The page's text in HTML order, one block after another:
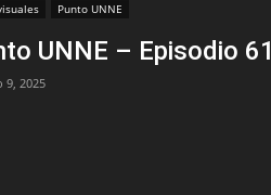
Punto UNNE
UNNE – Episodio 61
9, 2025